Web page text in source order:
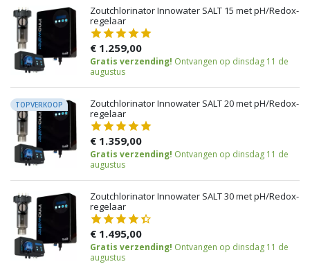
Zoutchlorinator Innowater SALT 15 met pH/Redox-
regelaar
€ 1.259,00
Gratis verzending! Ontvangen op dinsdag 11 de
augustus
TOPVERKOOP
Zoutchlorinator Innowater SALT 20 met pH/Redox-
regelaar
€ 1.359,00
Gratis verzending! Ontvangen op dinsdag 11 de
augustus
Zoutchlorinator Innowater SALT 30 met pH/Redox-
regelaar
€ 1.495,00
Gratis verzending! Ontvangen op dinsdag 11 de
augustus